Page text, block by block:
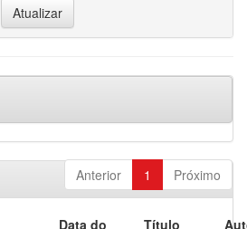
Anterior 1 Próximo
Data do
Título